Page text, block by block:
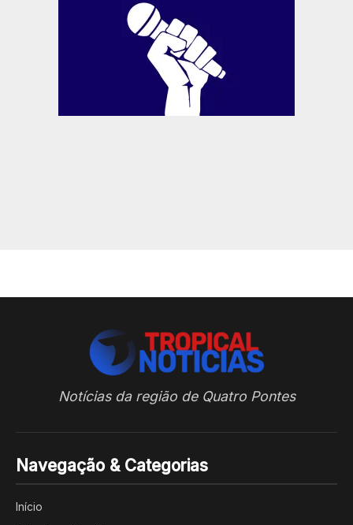
Notícias da região de Quatro Pontes
Navegação & Categorias
Início